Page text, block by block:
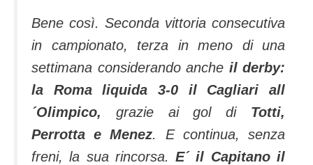
Bene così. Seconda vittoria consecutiva
in campionato, terza in meno di una
settimana considerando anche il derby:
la Roma liquida 3-0 il Cagliari all
´Olimpico, grazie ai gol di Totti,
Perrotta e Menez. E continua, senza
freni, la sua rincorsa.E´ il Capitano il